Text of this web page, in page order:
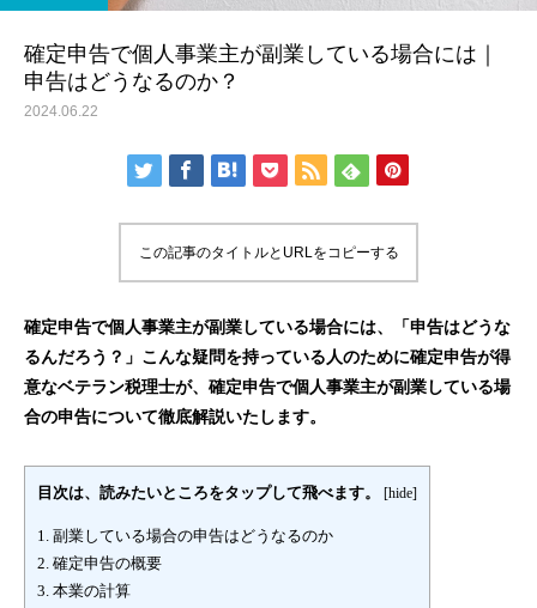
するメリットについてわか
りやすく解説
継ぎで失敗しない方法
かりやすく解説
確定申告で個人事業主が副業している場合には｜
申告はどうなるのか？
2024.06.22
この記事のタイトルとURLをコピーする
確定申告で個人事業主が副業している場合には、「申告はどうな
るんだろう？」こんな疑問を持っている人のために確定申告が得
意なベテラン税理士が、確定申告で個人事業主が副業している場
合の申告について徹底解説いたします。
目次は、読みたいところをタップして飛べます。 [hide]
1. 副業している場合の申告はどうなるのか
2. 確定申告の概要
3. 本業の計算